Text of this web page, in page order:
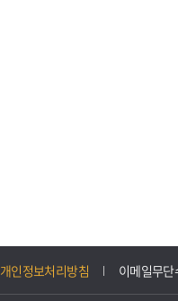
개인정보처리방침 이메일무